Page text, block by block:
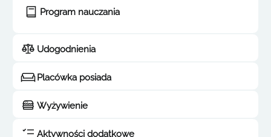
Program nauczania
Udogodnienia
Placówka posiada
Wyżywienie
Aktywności dodatkowe